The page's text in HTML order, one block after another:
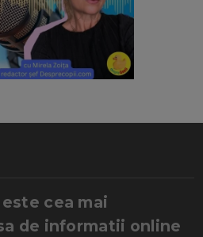
cea mai
de informatii online